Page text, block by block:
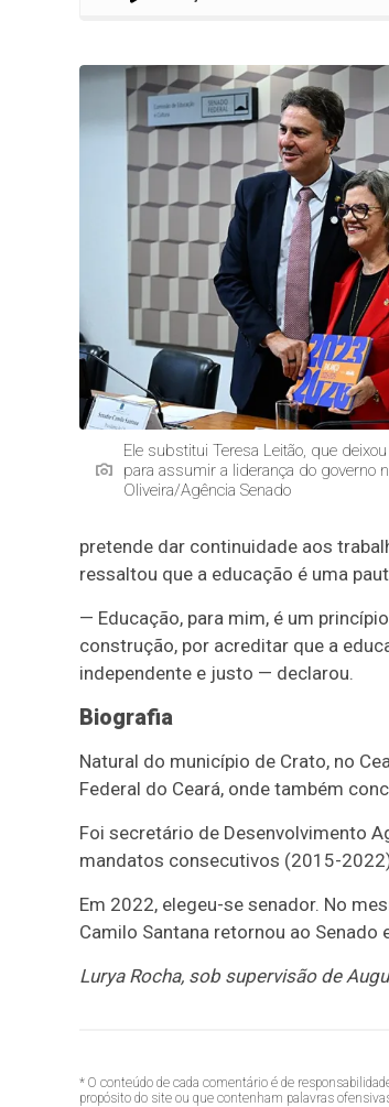
Ele substitui Teresa Leitão, que
para assumir a liderança do governo
Oliveira/Agência Senado
pretende dar continuidade aos
ressaltou que a educação é uma
— Educação, para mim, é um
construção, por acreditar que a
independente e justo — declarou.
Biografia
Natural do município de Crato, no
Federal do Ceará, onde também
Foi secretário de Desenvolvimento
mandatos consecutivos (2015-
Em 2022, elegeu-se senador. No
Camilo Santana retornou ao Senado
Lurya Rocha, sob supervisão de
* O conteúdo de cada comentário é de
propósito do site ou que contenham palavras